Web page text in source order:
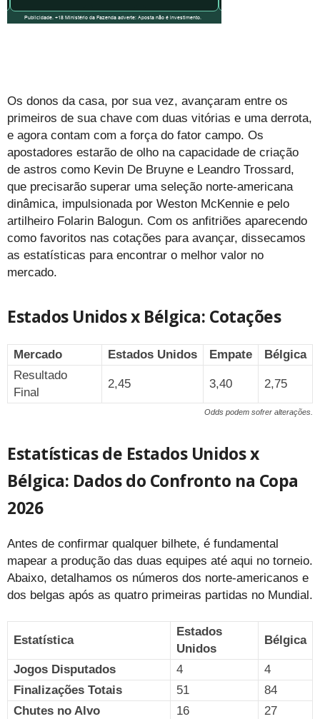
Os donos da casa, por sua vez, avançaram entre os
primeiros de sua chave com duas vitórias e uma derrota,
e agora contam com a força do fator campo. Os
apostadores estarão de olho na capacidade de criação
de astros como Kevin De Bruyne e Leandro Trossard,
que precisarão superar uma seleção norte-americana
dinâmica, impulsionada por Weston McKennie e pelo
artilheiro Folarin Balogun. Com os anfitriões aparecendo
como favoritos nas cotações para avançar, dissecamos
as estatísticas para encontrar o melhor valor no
mercado.
Estados Unidos x Bélgica: Cotações
Mercado Estados Unidos Empate
Bélgica
Resultado
Final
2,45 3,40 2,75
Odds podem sofrer alterações.
Estatísticas de Estados Unidos x
Bélgica: Dados do Confronto na Copa
2026
Antes de confirmar qualquer bilhete, é fundamental
mapear a produção das duas equipes até aqui no torneio.
Abaixo, detalhamos os números dos norte-americanos e
dos belgas após as quatro primeiras partidas no Mundial.
Estatística
Estados
Unidos
Bélgica
Jogos Disputados 4
4
Finalizações Totais
51
84
Chutes no Alvo
16
27